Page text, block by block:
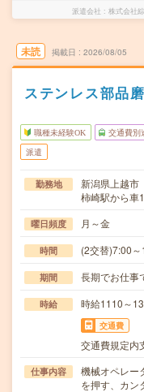
派遣会社 株式会社
未読 掲載日 2026/08/05
ステンレス部品
職種未経験OK 交通費別
派遣
勤務地
新潟県上越市
柿崎駅から車
曜日頻度 月～金
時間 (2交替)7:00
期間 長期でお仕事
時給 時給1110～
交通費
交通費規定内
仕事内容
機械オペレー
を押す、カ